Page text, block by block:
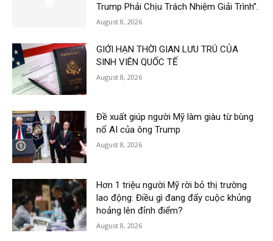
Trump Phải Chịu Trách Nhiệm Giải Trình”.
August 8, 2026
GIỚI HẠN THỜI GIAN LƯU TRÚ CỦA
SINH VIÊN QUỐC TẾ
August 8, 2026
Đề xuất giúp người Mỹ làm giàu từ bùng
nổ AI của ông Trump
August 8, 2026
Hơn 1 triệu người Mỹ rời bỏ thị trường
lao động: Điều gì đang đẩy cuộc khủng
hoảng lên đỉnh điểm?
August 8, 2026